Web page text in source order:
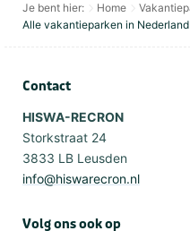
Je bent hier: Home
Alle vakantieparken in Nederland
Contact
HISWA-RECRON
Storkstraat 24
3833 LB Leusden
info@hiswarecron.nl
Volg ons ook op